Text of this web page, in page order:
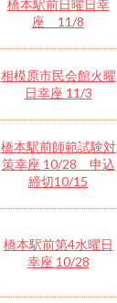
橋本駅前日曜日幸
座 11/8
相模原市民会館火曜
日幸座 11/3
橋本駅前師範試験対
策幸座 10/28 申込
締切10/15
橋本駅前第4水曜日
幸座 10/28